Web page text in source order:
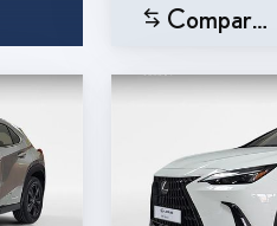
el
y
Comparar